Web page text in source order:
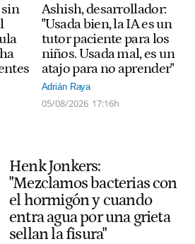
sin
Ashish, desarrollador:
"Usada bien, la IA es un
tutor paciente para los
niños. Usada mal, es un
atajo para no aprender"
Adrián Raya
05/08/2026 17:16h
Henk Jonkers:
"Mezclamos bacterias con
el hormigón y cuando
entra agua por una grieta
sellan la fisura"